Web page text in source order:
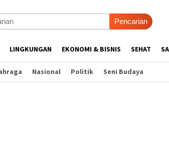
Pencarian
LINGKUNGAN EKONOMI & BISNIS SEHAT
Nasional Politik Seni Budaya